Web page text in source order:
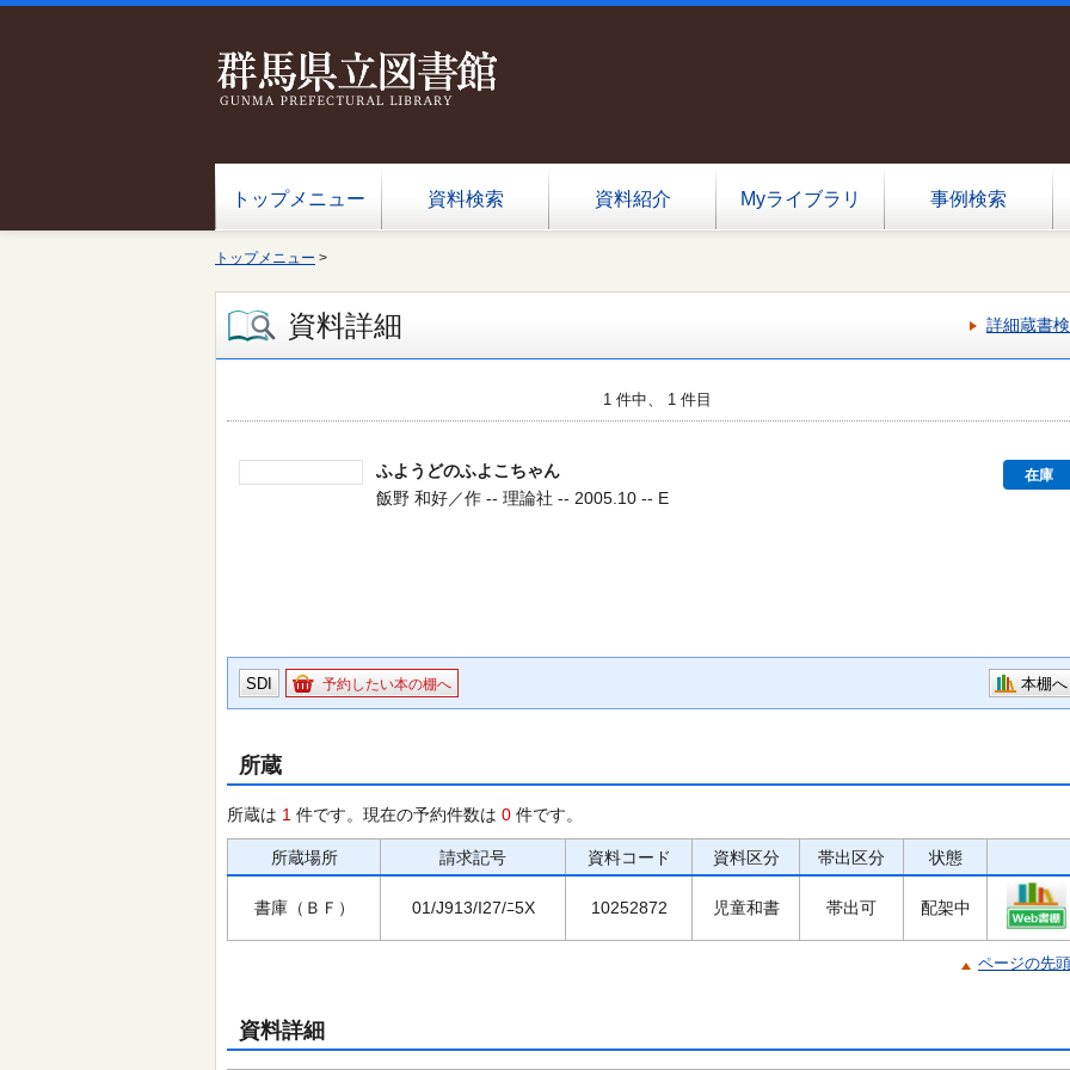
トップメニュー 資料検索 資料紹介 Myライブラリ 事例検索
トップメニュー >
資料詳細 詳細蔵書
1 件中、 1 件目
ふようどのふよこちゃん 在庫
飯野 和好／作 -- 理論社 -- 2005.10 -- E
SDI 予約したい本の棚へ 本棚へ
所蔵
所蔵は 1 件です。現在の予約件数は 0 件です。
所蔵場所 請求記号 資料コード 資料区分 帯出区分 状態
書庫（ＢＦ） 01/J913/I27/ﾆ5X 10252872 児童和書 帯出可 配架中
ページの先
資料詳細